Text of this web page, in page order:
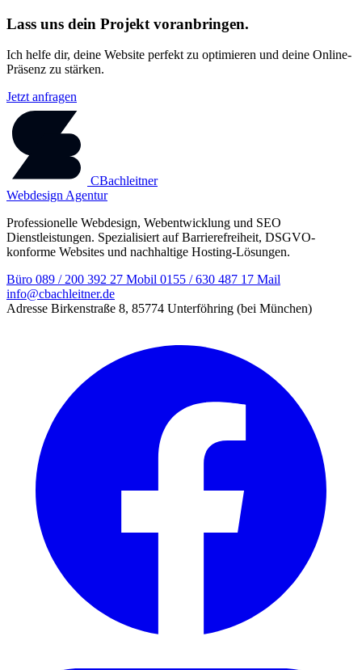
Lass uns dein Projekt voranbringen.
Ich helfe dir, deine Website perfekt zu optimieren und deine Online-
Präsenz zu stärken.
Jetzt anfragen
CBachleitner
Webdesign Agentur
Professionelle Webdesign, Webentwicklung und SEO
Dienstleistungen. Spezialisiert auf Barrierefreiheit, DSGVO-
konforme Websites und nachhaltige Hosting-Lösungen.
Büro 089 / 200 392 27 Mobil 0155 / 630 487 17 Mail
info@cbachleitner.de
Adresse Birkenstraße 8, 85774 Unterföhring (bei München)